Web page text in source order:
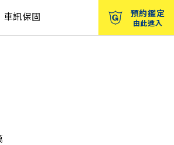
車訊保固 預約鑑定
由此進入